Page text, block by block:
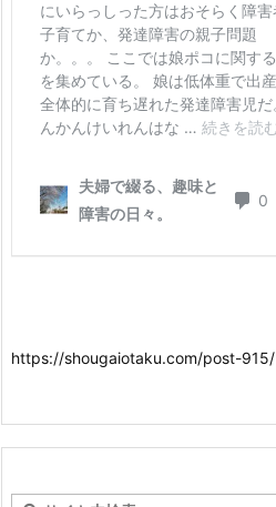
https://shougaiotaku.com/post-915/